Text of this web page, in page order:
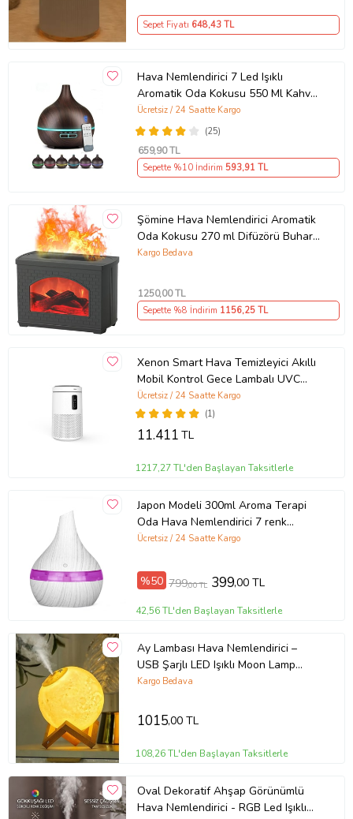
Sepet Fiyatı 648,43 TL
Hava Nemlendirici 7 Led Işıklı
Aromatik Oda Kokusu 550 Ml Kahve
Aroma Difüzörü Buhar (Koyu
Kahverengi ) (25)
Ücretsiz / 24 Saatte Kargo
659,90 TL
Sepette %10 İndirim 593,91 TL
Şömine Hava Nemlendirici Aromatik
Oda Kokusu 270 ml Difüzörü Buhar
makinası (Ekru-Siyah)
Kargo Bedava
1250,00 TL
Sepette %8 İndirim 1156,25 TL
Xenon Smart Hava Temizleyici Akıllı
Mobil Kontrol Gece Lambalı UVC
Sessiz (X7421) (Beyaz)
(1)
Ücretsiz / 24 Saatte Kargo
11.411TL
1217,27 TL'den Başlayan Taksitlerle
Japon Modeli 300ml Aroma Terapi
Oda Hava Nemlendirici 7 renk
Ultrasonik Ahşap Görünüm Led Işıklı
Ücretsiz / 24 Saatte Kargo
%50 799,00 TL 399,00 TL
42,56 TL'den Başlayan Taksitlerle
Ay Lambası Hava Nemlendirici –
USB Şarjlı LED Işıklı Moon Lamp
Humidifier Aromaterapi Buhar
Kargo Bedava
1015,00 TL
108,26 TL'den Başlayan Taksitlerle
Oval Dekoratif Ahşap Görünümlü
Hava Nemlendirici - RGB Led Işıklı